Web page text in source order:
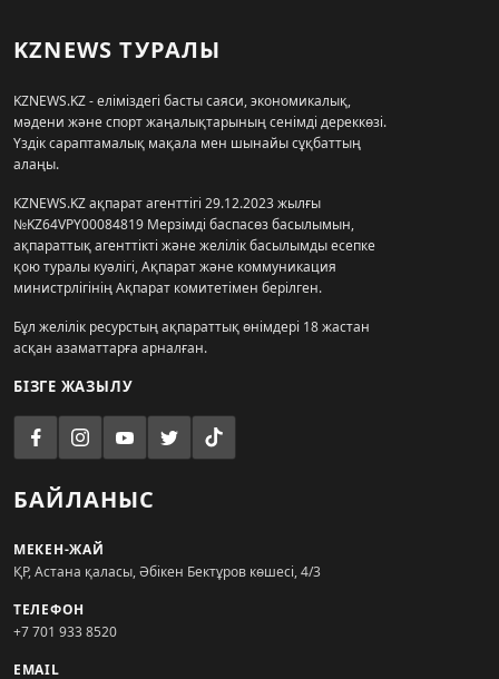
KZNEWS ТУРАЛЫ
KZNEWS.KZ - еліміздегі басты саяси, экономикалық,
мәдени және спорт жаңалықтарының сенімді дереккөзі.
Үздік сараптамалық мақала мен шынайы сұқбаттың
алаңы.
KZNEWS.KZ ақпарат агенттігі 29.12.2023 жылғы
№KZ64VPY00084819 Мерзімді баспасөз басылымын,
ақпараттық агенттікті және желілік басылымды есепке
қою туралы куәлігі, Ақпарат және коммуникация
министрлігінің Ақпарат комитетімен берілген.
Бұл желілік ресурстың ақпараттық өнімдері 18 жастан
асқан азаматтарға арналған.
БІЗГЕ ЖАЗЫЛУ
БАЙЛАНЫС
МЕКЕН-ЖАЙ
ҚР, Астана қаласы, Әбікен Бектұров көшесі, 4/3
ТЕЛЕФОН
+7 701 933 8520
EMAIL